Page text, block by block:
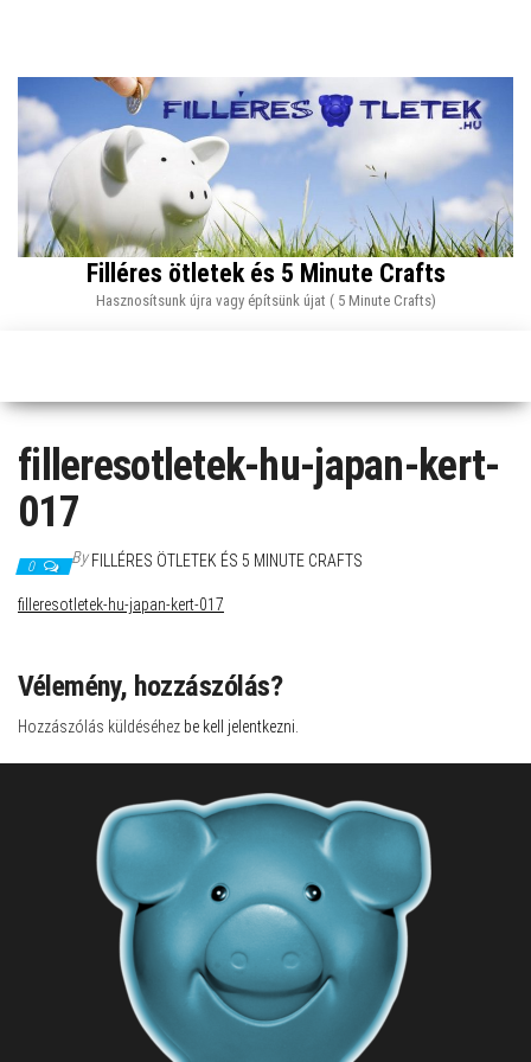
Filléres ötletek és 5 Minute Crafts
Hasznosítsunk újra vagy építsünk újat ( 5 Minute Crafts)
filleresotletek-hu-japan-kert-
017
0 By FILLÉRES ÖTLETEK ÉS 5 MINUTE CRAFTS
filleresotletek-hu-japan-kert-017
Vélemény, hozzászólás?
Hozzászólás küldéséhez be kell jelentkezni.